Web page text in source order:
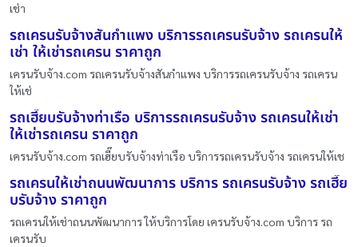
เช่า
รถเครนรับจ้างสันกำแพง บริการรถเครนรับจ้าง รถเครนให้
เช่า ให้เช่ารถเครน ราคาถูก
เครนรับจ้าง.com รถเครนรับจ้างสันกำแพง บริการรถเครนรับจ้าง รถเครน
ให้เช่
รถเฮี๊ยบรับจ้างท่าเรือ บริการรถเครนรับจ้าง รถเครนให้เช่า
ให้เช่ารถเครน ราคาถูก
เครนรับจ้าง.com รถเฮี๊ยบรับจ้างท่าเรือ บริการรถเครนรับจ้าง รถเครนให้เช
รถเครนให้เช่าถนนพัฒนาการ บริการ รถเครนรับจ้าง รถเฮี๊ย
บรับจ้าง ราคาถูก
รถเครนให้เช่าถนนพัฒนาการ ให้บริการโดย เครนรับจ้าง.com บริการ รถ
เครนรับ